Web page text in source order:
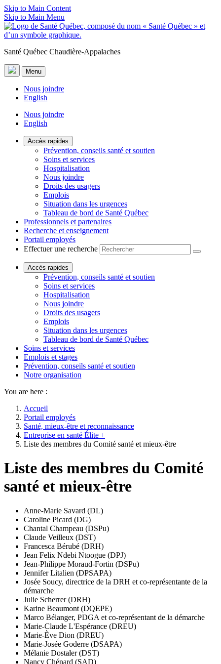
Skip to Main Content
Skip to Main Menu
Santé Québec Chaudière-Appalaches
Menu
Nous joindre
English
Nous joindre
English
Accès rapides
Prévention, conseils santé et soutien
Soins et services
Hospitalisation
Nous joindre
Droits des usagers
Emplois
Situation dans les urgences
Tableau de bord de Santé Québec
Professionnels et partenaires
Recherche et enseignement
Portail employés
Effectuer une recherche
Accès rapides
Prévention, conseils santé et soutien
Soins et services
Hospitalisation
Nous joindre
Droits des usagers
Emplois
Situation dans les urgences
Tableau de bord de Santé Québec
Soins et services
Emplois et stages
Prévention, conseils santé et soutien
Notre organisation
You are here :
Accueil
Portail employés
Santé, mieux-être et reconnaissance
Entreprise en santé Élite +
Liste des membres du Comité santé et mieux-être
Liste des membres du Comité
santé et mieux-être
Anne-Marie Savard (DL)
Caroline Picard (DG)
Chantal Champeau (DSPu)
Claude Veilleux (DST)
Francesca Bérubé (DRH)
Jean Felix Ndebi Ntoogue (DPJ)
Jean-Philippe Moraud-Fortin (DSPu)
Jennifer Litalien (DPSAPA)
Josée Soucy, directrice de la DRH et co-représentante de la
démarche
Julie Scherrer (DRH)
Karine Beaumont (DQEPE)
Marco Bélanger, PDGA et co-représentant de la démarche
Marie-Claude L'Espérance (DREU)
Marie-Ève Dion (DREU)
Marie-Josée Goderre (DSAPA)
Mélanie Dostaler (DST)
Nancy Chénard (SAD)